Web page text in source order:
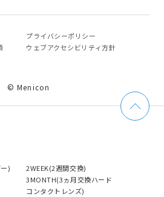
プライバシーポリシー
ウェブアクセシビリティ方針
© Menicon
)
2WEEK(2週間交換)
3MONTH(3ヵ月交換ハード
コンタクトレンズ)